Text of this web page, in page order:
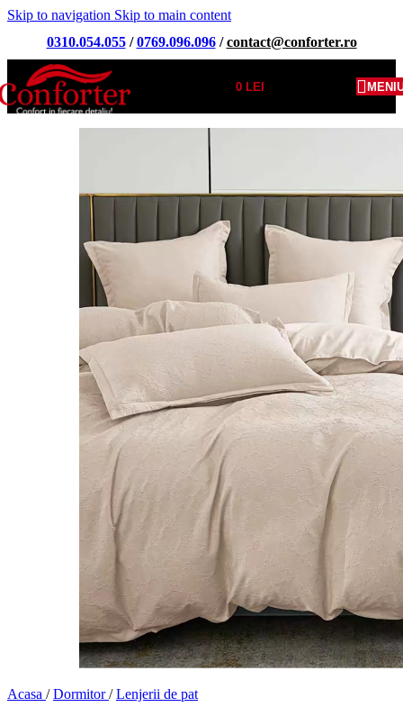
Skip to navigation Skip to main content
0310.054.055/0769.096.096/contact@conforter.ro
0 LEI
Acasa / Dormitor/ Lenjerii de pat